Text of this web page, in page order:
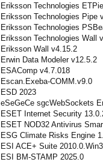
Eriksson Technologies
Eriksson Technologies Pipe
Eriksson Technologies
Eriksson Technologies Wall
Eriksson Wall v4.15.2
Erwin Data Modeler v12.5.2
ESAComp v4.7.018
Escan.Exeba-COMM.v9.0
ESD 2023
eSeGeCe sgcWebSockets
ESET Internet Security
ESET NOD32 Antivirus
ESG Climate Risks Engine
ESI ACE+ Suite
ESI BM-STAMP 2025.0